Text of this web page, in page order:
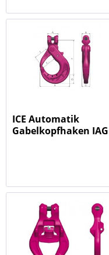
ICE Automatik
Gabelkopfhaken